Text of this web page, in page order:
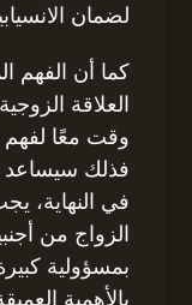
لضمان
كما أن الفهم
العلاقة
وقت معًا لفهم
فذلك سيساعد
في النهاية،
الزواج من
بمسؤولية
بالأهمية